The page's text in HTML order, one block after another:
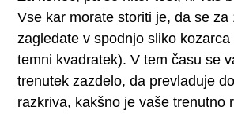
Vse kar morate storiti je, da se za
zagledate v spodnjo sliko
temni kvadratek). V tem času se
trenutek zazdelo, da prevladuje
razkriva, kakšno je vaše trenutno